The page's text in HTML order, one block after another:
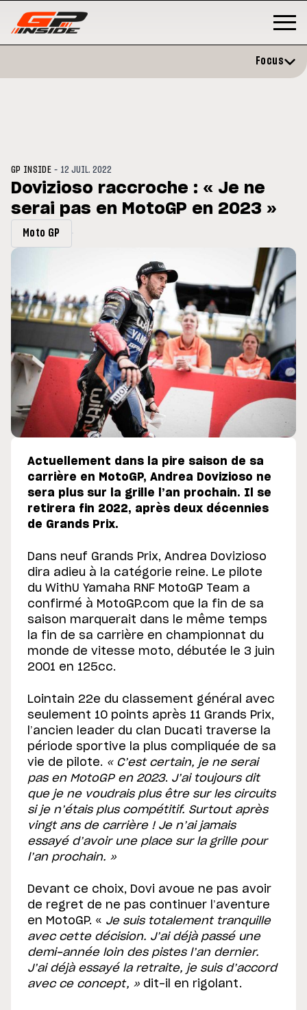
du GP de Grande-
MOTO GP
Focus
GP INSIDE - 12 JUIL. 2022
Dovizioso raccroche : « Je ne
serai pas en MotoGP en 2023 »
Moto GP
Actuellement dans la pire saison de sa
carrière en MotoGP, Andrea Dovizioso ne
sera plus sur la grille l’an prochain. Il se
retirera fin 2022, après deux décennies
de Grands Prix.
Dans neuf Grands Prix, Andrea Dovizioso
dira adieu à la catégorie reine. Le pilote
du WithU Yamaha RNF MotoGP Team a
confirmé à MotoGP.com que la fin de sa
saison marquerait dans le même temps
la fin de sa carrière en championnat du
monde de vitesse moto, débutée le 3 juin
2001 en 125cc.
Lointain 22e du classement général avec
seulement 10 points après 11 Grands Prix,
l’ancien leader du clan Ducati traverse la
période sportive la plus compliquée de sa
vie de pilote. «C’est certain, je ne serai
pas en MotoGP en 2023. J’ai toujours dit
que je ne voudrais plus être sur les circuits
si je n’étais plus compétitif. Surtout après
vingt ans de carrière ! Je n’ai jamais
essayé d’avoir une place sur la grille pour
l’an prochain. »
Devant ce choix, Dovi avoue ne pas avoir
de regret de ne pas continuer l’aventure
en MotoGP. « Je suis totalement tranquille
avec cette décision. J’ai déjà passé une
demi-année loin des pistes l’an dernier.
J’ai déjà essayé la retraite, je suis d’accord
avec ce concept, » dit-il en rigolant.